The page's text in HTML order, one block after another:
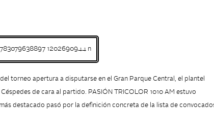
torneo apertura a disputarse en el Gran Parque Central, el plantel
de cara al partido. PASIÓN TRICOLOR 1010 AM estuvo
destacado pasó por la definición concreta de la lista de